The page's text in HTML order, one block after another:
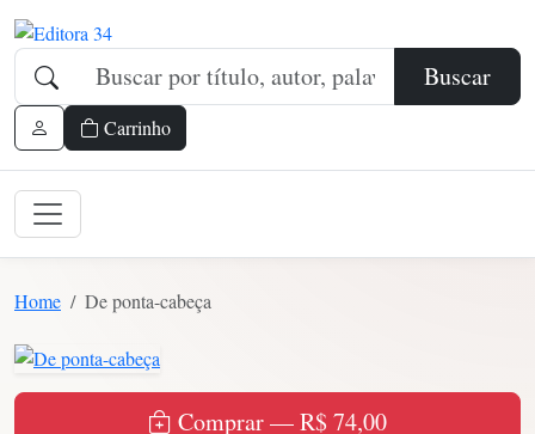
Buscar
Carrinho
Home De ponta-cabeça
Comprar — R$ 74,00